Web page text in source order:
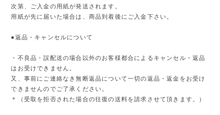
次第、ご入金の用紙が発送されます。
用紙が先に届いた場合は、商品到着後にご入金下さい。
●返品・キャンセルについて
・不良品・誤配送の場合以外のお客様都合によるキャンセル・返品
はお受けできません。
又、事前にご連絡なき無断返品について一切の返品・返金をお受け
できませんのでご了承ください。
＊（受取を拒否された場合の往復の送料を請求させて頂きます。）